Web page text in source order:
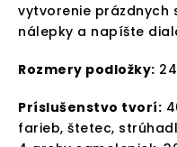
vytvorenie prázdnych
nálepky a napíšte
Rozmery podložky:
Príslušenstvo tvorí:
farieb, štetec,